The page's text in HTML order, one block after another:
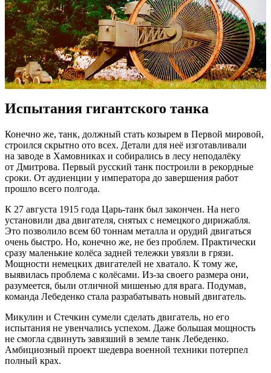
Испытания гигантского танка
Конечно же, танк, должный стать козырем в Первой мировой,
строился скрытно ото всех. Детали для неё изготавливали
на заводе в Хамовниках и собирались в лесу неподалёку
от Дмитрова. Первый русский танк построили в рекордные
сроки. От аудиенции у императора до завершения работ
прошло всего полгода.
К 27 августа 1915 года Царь-танк был закончен. На него
установили два двигателя, снятых с немецкого дирижабля.
Это позволило всем 60 тоннам металла и орудий двигаться
очень быстро. Но, конечно же, не без проблем. Практически
сразу маленькие колёса задней тележки увязли в грязи.
Мощности немецких двигателей не хватало. К тому же,
выявилась проблема с колёсами. Из-за своего размера они,
разумеется, были отличной мишенью для врага. Подумав,
команда Лебеденко стала разрабатывать новый двигатель.
Микулин и Стечкин сумели сделать двигатель, но его
испытания не увенчались успехом. Даже большая мощность
не смогла сдвинуть завязший в земле танк Лебеденко.
Амбициозный проект шедевра военной техники потерпел
полный крах.